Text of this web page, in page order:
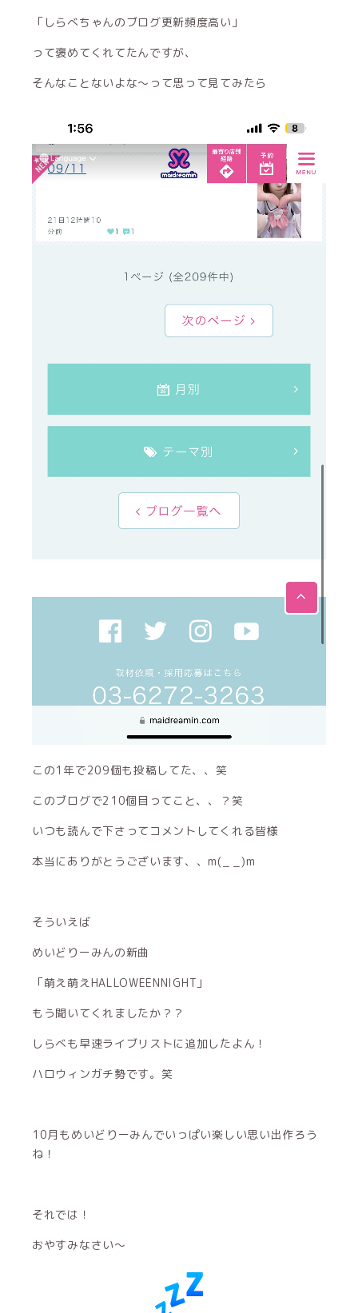
「しらべちゃんのブログ更新頻度高い」
って褒めてくれてたんですが、
そんなことないよな〜って思って見てみたら
この1年で209個も投稿してた、、笑
このブログで210個目ってこと、、？笑
いつも読んで下さってコメントしてくれる皆様
本当にありがとうございます、、m(_ _)m
そういえば
めいどりーみんの新曲
「萌え萌えHALLOWEENNIGHT」
もう聞いてくれましたか？？
しらべも早速ライブリストに追加したよん！
ハロウィンガチ勢です。笑
10月もめいどりーみんでいっぱい楽しい思い出作ろう
ね！
それでは！
おやすみなさい〜